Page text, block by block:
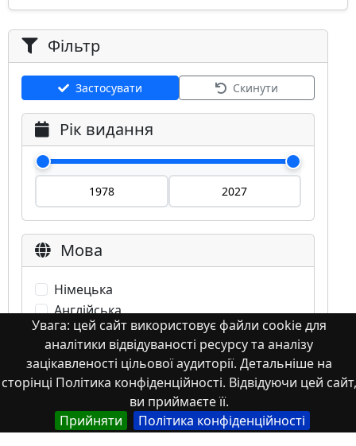
Увага: цей сайт використовує файли cookie для
аналітики відвідуваності ресурсу та аналізу
зацікавленості цільової аудиторії. Детальніше на
сторінці Політика конфіденційності. Відвідуючи цей сайт,
ви приймаєте її.
Прийняти
Політика конфіденційності
Фільтр
Застосувати Скинути
Рік видання
Мова
Німецька
Англійська
Англійська (США)
Іспанська
Французька
(інша)
Польська
Українська